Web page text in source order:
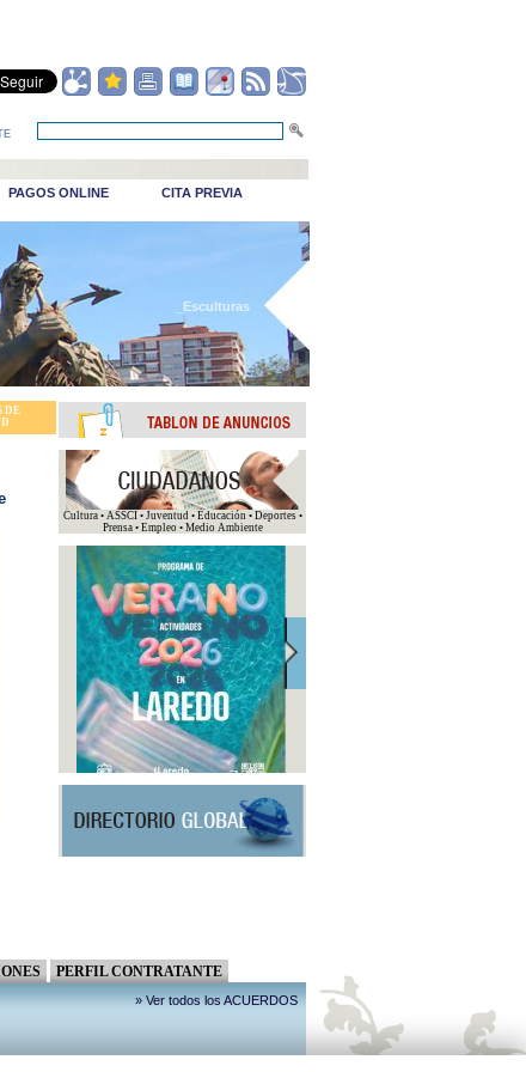
PAGOS ONLINE CITA PREVIA
_Esculturas
DE
Cultura • ASSCI • Juventud • Educación • Deportes •
Prensa • Empleo • Medio Ambiente
PERFIL CONTRATANTE
» Ver todos los ACUERDOS